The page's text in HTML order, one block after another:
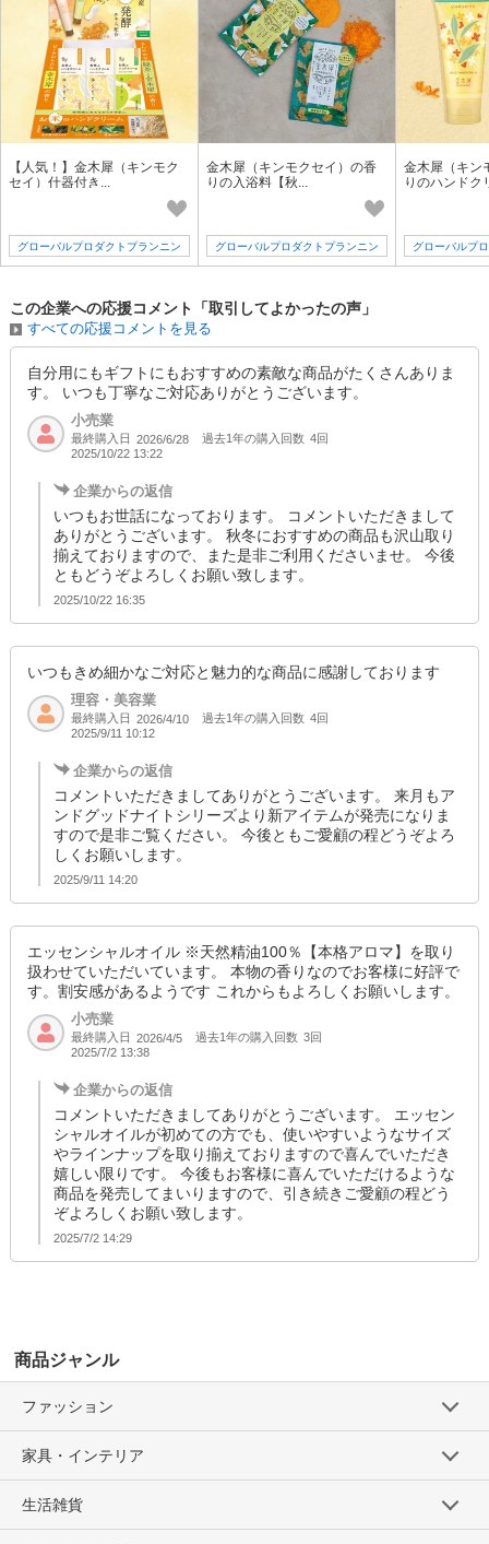
【人気！】金木犀（キンモク
セイ）什器付き...
グローバルプロダクトプランニン
グ
金木犀（キンモクセイ）の香
りの入浴料【秋...
グローバルプロダクトプランニン
グ
金木犀（キン
りのハンドク
グローバルプ
この企業への応援コメント「取引してよかったの声」
すべての応援コメントを見る
自分用にもギフトにもおすすめの素敵な商品がたくさんありま
す。 いつも丁寧なご対応ありがとうございます。
小売業
最終購入日 2026/6/28 過去1年の購入回数 4回
2025/10/22 13:22
企業からの返信
いつもお世話になっております。 コメントいただきまして
ありがとうございます。 秋冬におすすめの商品も沢山取り
揃えておりますので、また是非ご利用くださいませ。 今後
ともどうぞよろしくお願い致します。
2025/10/22 16:35
いつもきめ細かなご対応と魅力的な商品に感謝しております
理容・美容業
最終購入日 2026/4/10 過去1年の購入回数 4回
2025/9/11 10:12
企業からの返信
コメントいただきましてありがとうございます。 来月もア
ンドグッドナイトシリーズより新アイテムが発売になりま
すので是非ご覧ください。 今後ともご愛顧の程どうぞよろ
しくお願いします。
2025/9/11 14:20
エッセンシャルオイル ※天然精油100％【本格アロマ】を取り
扱わせていただいています。 本物の香りなのでお客様に好評で
す。割安感があるようです これからもよろしくお願いします。
小売業
最終購入日 2026/4/5 過去1年の購入回数 3回
2025/7/2 13:38
企業からの返信
コメントいただきましてありがとうございます。 エッセン
シャルオイルが初めての方でも、使いやすいようなサイズ
やラインナップを取り揃えておりますので喜んでいただき
嬉しい限りです。 今後もお客様に喜んでいただけるような
商品を発売してまいりますので、引き続きご愛顧の程どう
ぞよろしくお願い致します。
2025/7/2 14:29
商品ジャンル
ファッション
家具・インテリア
生活雑貨